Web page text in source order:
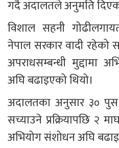
गर्दै अदालतले अनुमति
विशाल सहनी
नेपाल सरकार वादी रहेको
अपराधसम्बन्धी मुद्दामा
अघि बढाइएको थियो।
अदालतका अनुसार ३० पुस
सच्याउने प्रक्रियापछि २
अभियोग संशोधन अघि